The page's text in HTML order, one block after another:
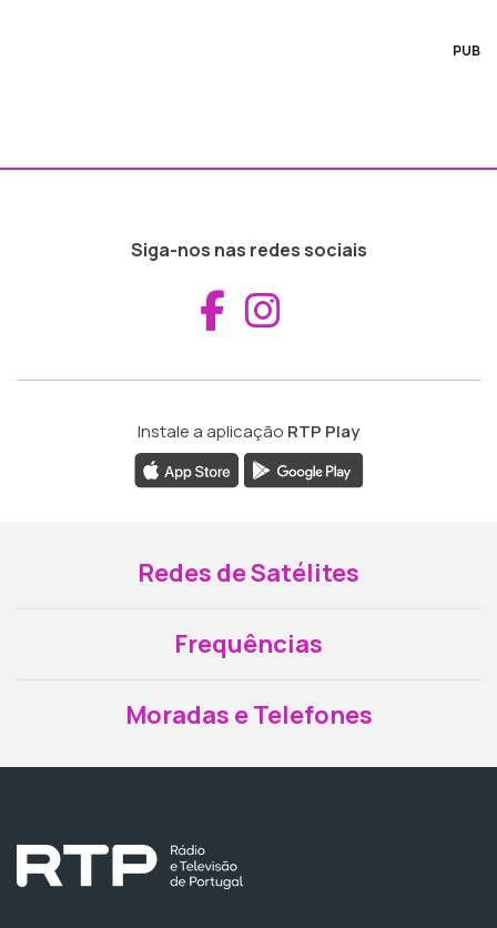
PUB
Siga-nos nas redes sociais
Aceder ao
Instale a aplicação RTP Play
Redes de Satélites
Frequências
Moradas e Telefones